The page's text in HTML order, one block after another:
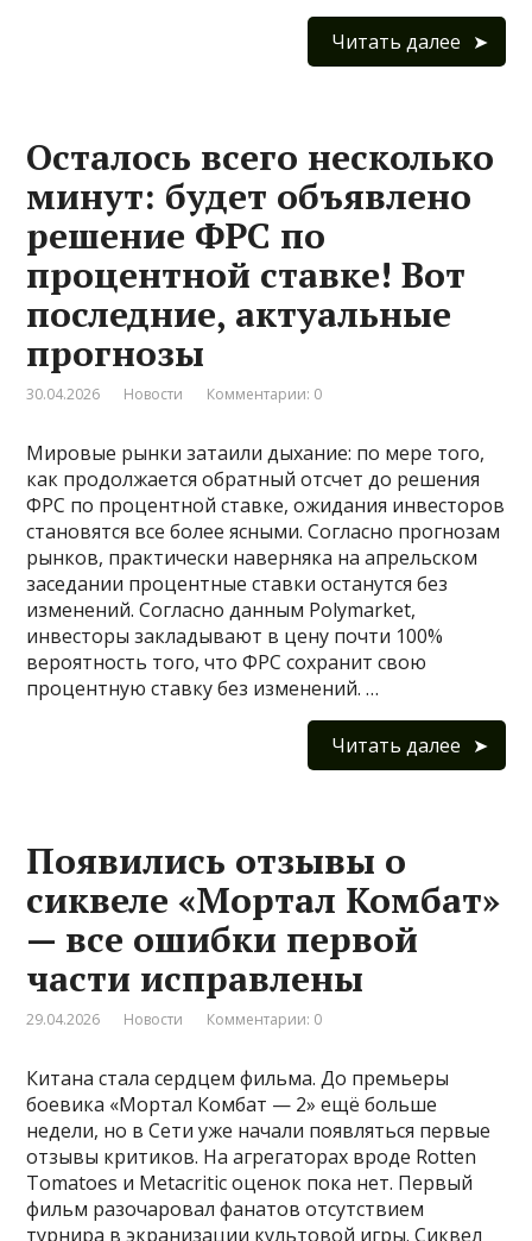
Читать далее
Осталось всего несколько
минут: будет объявлено
решение ФРС по
процентной ставке! Вот
последние, актуальные
прогнозы
30.04.2026 Новости Комментарии: 0
Мировые рынки затаили дыхание: по мере того,
как продолжается обратный отсчет до решения
ФРС по процентной ставке, ожидания инвесторов
становятся все более ясными. Согласно прогнозам
рынков, практически наверняка на апрельском
заседании процентные ставки останутся без
изменений. Согласно данным Polymarket,
инвесторы закладывают в цену почти 100%
вероятность того, что ФРС сохранит свою
процентную ставку без изменений. …
Читать далее
Появились отзывы о
сиквеле «Мортал Комбат»
— все ошибки первой
части исправлены
29.04.2026 Новости Комментарии: 0
Китана стала сердцем фильма. До премьеры
боевика «Мортал Комбат — 2» ещё больше
недели, но в Сети уже начали появляться первые
отзывы критиков. На агрегаторах вроде Rotten
Tomatoes и Metacritic оценок пока нет. Первый
фильм разочаровал фанатов отсутствием
турнира в экранизации культовой игры. Сиквел